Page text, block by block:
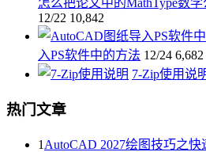
怎么把论文中的MathType数
12/22 10,842
入PS软件中的方法 12/24 6,682
7-Zip使用说
热门文章
1 AutoCAD 2027绘图技巧之